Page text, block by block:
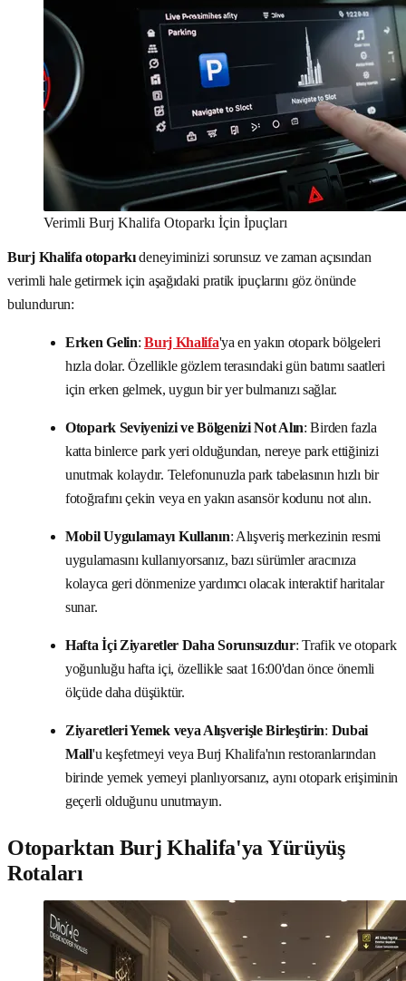
Verimli Burj Khalifa Otoparkı İçin İpuçları
Burj Khalifa otoparkıdeneyiminizi sorunsuz ve zaman açısından
verimli hale getirmek için aşağıdaki pratik ipuçlarını göz önünde
bulundurun:
Erken Gelin:Burj Khalifa'ya en yakın otopark bölgeleri
hızla dolar. Özellikle gözlem terasındaki gün batımı saatleri
için erken gelmek, uygun bir yer bulmanızı sağlar.
Otopark Seviyenizi ve Bölgenizi Not Alın: Birden fazla
katta binlerce park yeri olduğundan, nereye park ettiğinizi
unutmak kolaydır. Telefonunuzla park tabelasının hızlı bir
fotoğrafını çekin veya en yakın asansör kodunu not alın.
Mobil Uygulamayı Kullanın: Alışveriş merkezinin resmi
uygulamasını kullanıyorsanız, bazı sürümler aracınıza
kolayca geri dönmenize yardımcı olacak interaktif haritalar
sunar.
Hafta İçi Ziyaretler Daha Sorunsuzdur: Trafik ve otopark
yoğunluğu hafta içi, özellikle saat 16:00'dan önce önemli
ölçüde daha düşüktür.
Ziyaretleri Yemek veya Alışverişle Birleştirin: Dubai
Mall'u keşfetmeyi veya Burj Khalifa'nın restoranlarından
birinde yemek yemeyi planlıyorsanız, aynı otopark erişiminin
geçerli olduğunu unutmayın.
Otoparktan Burj Khalifa'ya Yürüyüş
Rotaları